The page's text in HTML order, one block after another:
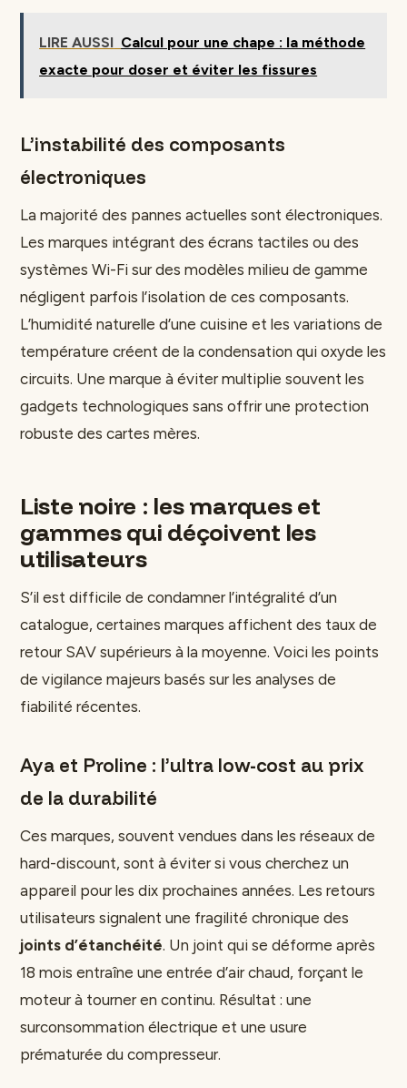
LIRE AUSSI Calcul pour une chape : la méthode
exacte pour doser et éviter les fissures
L’instabilité des composants
électroniques
La majorité des pannes actuelles sont électroniques.
Les marques intégrant des écrans tactiles ou des
systèmes Wi-Fi sur des modèles milieu de gamme
négligent parfois l’isolation de ces composants.
L’humidité naturelle d’une cuisine et les variations de
température créent de la condensation qui oxyde les
circuits. Une marque à éviter multiplie souvent les
gadgets technologiques sans offrir une protection
robuste des cartes mères.
Liste noire : les marques et
gammes qui déçoivent les
utilisateurs
S’il est difficile de condamner l’intégralité d’un
catalogue, certaines marques affichent des taux de
retour SAV supérieurs à la moyenne. Voici les points
de vigilance majeurs basés sur les analyses de
fiabilité récentes.
Aya et Proline : l’ultra low-cost au prix
de la durabilité
Ces marques, souvent vendues dans les réseaux de
hard-discount, sont à éviter si vous cherchez un
appareil pour les dix prochaines années. Les retours
utilisateurs signalent une fragilité chronique des
joints d’étanchéité. Un joint qui se déforme après
18 mois entraîne une entrée d’air chaud, forçant le
moteur à tourner en continu. Résultat : une
surconsommation électrique et une usure
prématurée du compresseur.